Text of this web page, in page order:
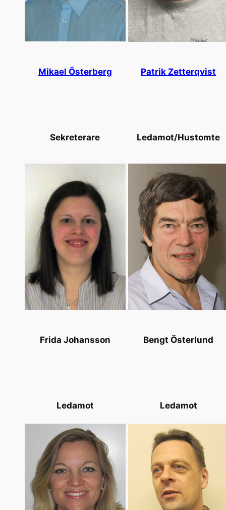
Mikael Österberg Patrik Zetterqvist
Sekreterare Ledamot/Hustomte
Frida Johansson Bengt Österlund
Ledamot Ledamot